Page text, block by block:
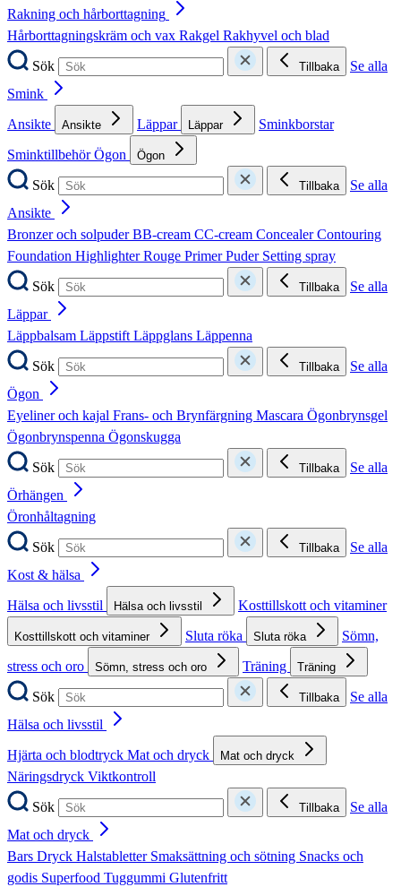
Rakning och hårborttagning
Hårborttagningskräm och vax Rakgel Rakhyvel och blad
Sök
Tillbaka
Se alla
Smink
Ansikte
Ansikte Läppar Läppar
Sminkborstar
SminktillbehörÖgon Ögon
Sök Tillbaka
Se alla
Ansikte
Bronzer och solpuderBB-cream CC-cream ConcealerContouring
Foundation HighlighterRouge PrimerPuder Setting spray
Sök
Tillbaka
Se alla
Läppar
Läppbalsam LäppstiftLäppglans Läppenna
Sök
Tillbaka
Se alla
Ögon
Eyeliner och kajal Frans- och Brynfärgning Mascara Ögonbrynsgel
Ögonbrynspenna Ögonskugga
Sök
Tillbaka
Se alla
Örhängen
Öronhåltagning
Sök
Tillbaka
Se alla
Kost & hälsa
Hälsa och livsstil
Hälsa och livsstil Kosttillskott och vitaminer
Kosttillskott och vitaminer Sluta röka Sluta röka
Sömn,
stress och oro
Sömn, stress och oro Träning Träning
Sök Tillbaka
Se alla
Hälsa och livsstil
Hjärta och blodtryck Mat och dryck Mat och dryck
Näringsdryck Viktkontroll
Sök
Tillbaka
Se alla
Mat och dryck
Bars Dryck Halstabletter Smaksättning och sötning Snacks och
godis Superfood Tuggummi Glutenfritt